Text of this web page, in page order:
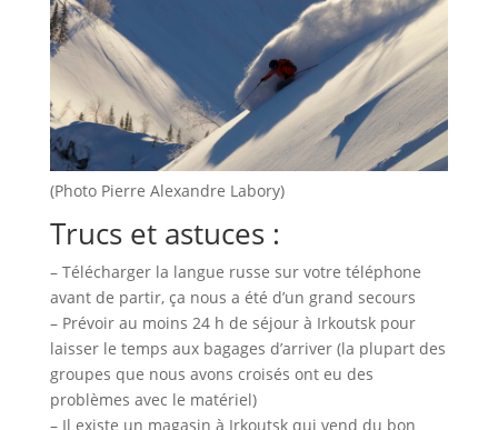
(Photo Pierre Alexandre Labory)
Trucs et astuces :
– Télécharger la langue russe sur votre téléphone
avant de partir, ça nous a été d’un grand secours
– Prévoir au moins 24 h de séjour à Irkoutsk pour
laisser le temps aux bagages d’arriver (la plupart des
groupes que nous avons croisés ont eu des
problèmes avec le matériel)
– Il existe un magasin à Irkoutsk qui vend du bon